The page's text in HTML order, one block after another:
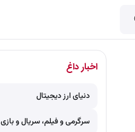
اخبار داغ
دنیای ارز دیجیتال
سرگرمی و فیلم، سریال و بازی